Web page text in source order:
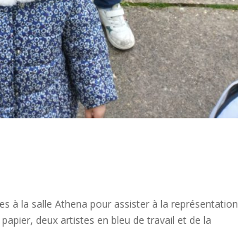
à la salle Athena pour assister à la représentation
deux artistes en bleu de travail et de la